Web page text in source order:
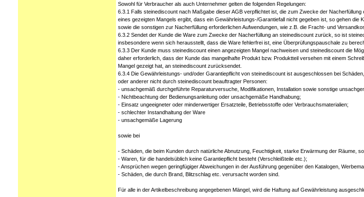
Sowohl für Verbraucher als auch Unternehmer gelten die folgenden Regelungen:
6.3.1 Falls steinediscount nach Maßgabe dieser AGB verpflichtet ist, die zum Zwecke der
eines gezeigten Mangels ergibt, dass ein Gewährleistungs-/Garantiefall nicht gegeben ist, so gehen die
sowie die sonstigen zur Nacherfüllung erforderlichen Aufwendungen, wie z.B. die Fracht- und
6.3.2 Sendet der Kunde die Ware zum Zwecke der Nacherfüllung an steinediscount zurück, so ist
insbesondere wenn sich herausstellt, dass die Ware fehlerfrei ist, eine Überprüfungspauschale zu
6.3.3 Der Kunde muss steinediscount einen angezeigten Mangel nachweisen und steinediscount die
daher erforderlich, dass der Kunde das mangelhafte Produkt bzw. Produktteil versehen mit einem
Mangel gezeigt hat, an steinediscount zurücksendet.
6.3.4 Die Gewährleistungs- und/oder Garantiepflicht von steinediscount ist ausgeschlossen bei
oder anderer nicht durch steinediscount beauftragter Personen:
- unsachgemäß durchgeführte Reparaturversuche, Modifikationen, Installation sowie sonstige
- Nichtbeachtung der Bedienungsanleitung oder unsachgemäße Handhabung;
- Einsatz ungeeigneter oder minderwertiger Ersatzteile, Betriebsstoffe oder Verbrauchsmaterialien;
- schlechter Instandhaltung der Ware
- unsachgemäße Lagerung
sowie bei
- Schäden, die beim Kunden durch natürliche Abnutzung, Feuchtigkeit, starke Erwärmung der Räume,
- Waren, für die handelsüblich keine Garantiepflicht besteht (Verschleißteile etc.);
- Ansprüchen wegen geringfügiger Abweichungen in der Ausführung gegenüber den Katalogen,
- Schäden, die durch Brand, Blitzschlag etc. verursacht worden sind.
Für alle in der Artikelbeschreibung angegebenen Mängel, wird die Haftung auf Gewährleistung